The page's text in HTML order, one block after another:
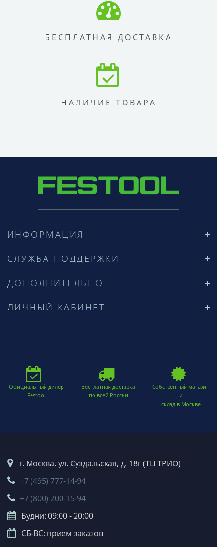
БЕСПЛАТНАЯ ДОСТАВКА
НАЛИЧИЕ ТОВАРА
ИНФОРМАЦИЯ
СЛУЖБА ПОДДЕРЖКИ
ДОПОЛНИТЕЛЬНО
ЛИЧНЫЙ КАБИНЕТ
Официальный дилер
Festool
Бесплатная доставка
по всей России
Собственный магазин
и
склад в Москве
г. Москва. ул. Суздальская, д. 18г (ТЦ ТРИО)
+7 (495) 777-14-94
+7 (800) 200-15-94
Будни: 09:00 - 20:00
СБ-ВС: прием заказов